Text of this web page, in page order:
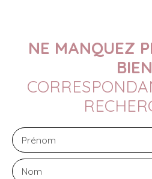
NE MANQUEZ
BIEN
Prénom
Nom